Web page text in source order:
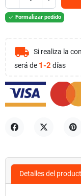
 Formalizar pedido
local_shipping Si realiza la
será de 1-2 días
Detalles del